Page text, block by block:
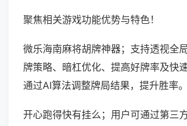
聚焦相关游戏功能优势与特色！
微乐海南麻将胡牌神器；支持透视全
牌策略、暗杠优化、提高好牌率及快
通过AI算法调整牌局结果，提升胜率。
开心跑得快有挂么；用户可通过第三